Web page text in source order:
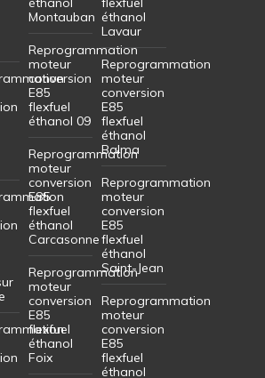
Montauban
Reprogrammation
moteur
conversion
E85
flexfuel
éthanol 09
Reprogrammation
moteur
conversion
E85
flexfuel
éthanol
Carcasonne
Reprogrammation
moteur
conversion
E85
flexfuel
éthanol
Foix
éthanol
Lavaur
Reprogrammation
moteur
conversion
E85
flexfuel
éthanol
Balma
Reprogrammation
moteur
conversion
E85
flexfuel
éthanol
Saint-Jean
Reprogrammation
moteur
conversion
E85
flexfuel
éthanol